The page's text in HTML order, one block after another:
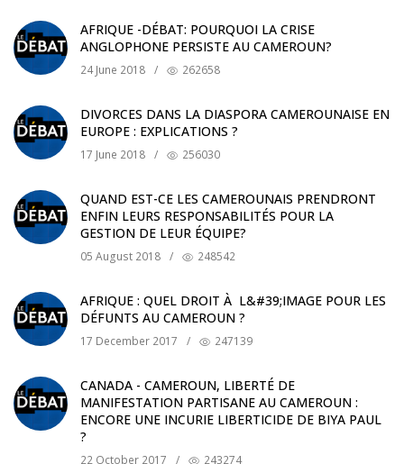
AFRIQUE -DÉBAT: POURQUOI LA CRISE
ANGLOPHONE PERSISTE AU CAMEROUN?
24 June 2018 / 262658
DIVORCES DANS LA DIASPORA CAMEROUNAISE EN
EUROPE : EXPLICATIONS ?
17 June 2018 / 256030
QUAND EST-CE LES CAMEROUNAIS PRENDRONT
ENFIN LEURS RESPONSABILITÉS POUR LA
GESTION DE LEUR ÉQUIPE?
05 August 2018 / 248542
AFRIQUE : QUEL DROIT À L&#39;IMAGE POUR LES
DÉFUNTS AU CAMEROUN ?
17 December 2017 / 247139
CANADA - CAMEROUN, LIBERTÉ DE
MANIFESTATION PARTISANE AU CAMEROUN :
ENCORE UNE INCURIE LIBERTICIDE DE BIYA PAUL
?
22 October 2017 / 243274